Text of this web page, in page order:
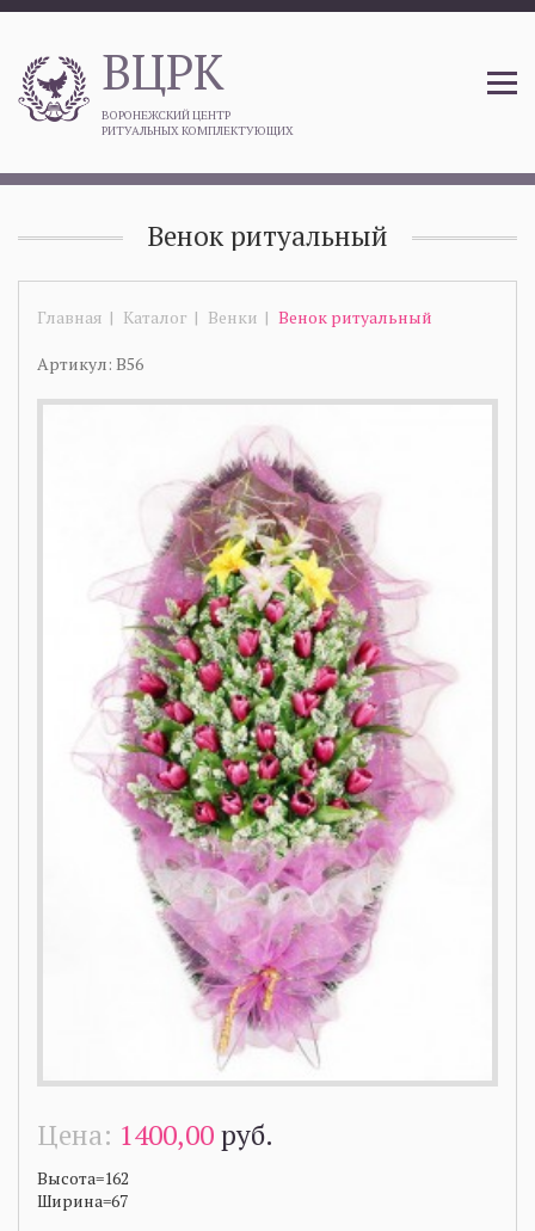
ВЦРК
ВОРОНЕЖСКИЙ ЦЕНТР
РИТУАЛЬНЫХ КОМПЛЕКТУЮЩИХ
Венок ритуальный
Главная Каталог Венки Венок ритуальный
Артикул: В56
Цена: 1400,00руб.
Высота=162
Ширина=67